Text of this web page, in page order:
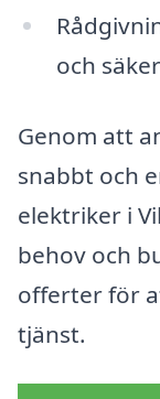
och
Genom att
snabbt och
elektriker i
behov och
offerter för
tjänst.